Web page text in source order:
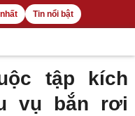
Tin nổi bật
tập kích
vụ bắn rơi